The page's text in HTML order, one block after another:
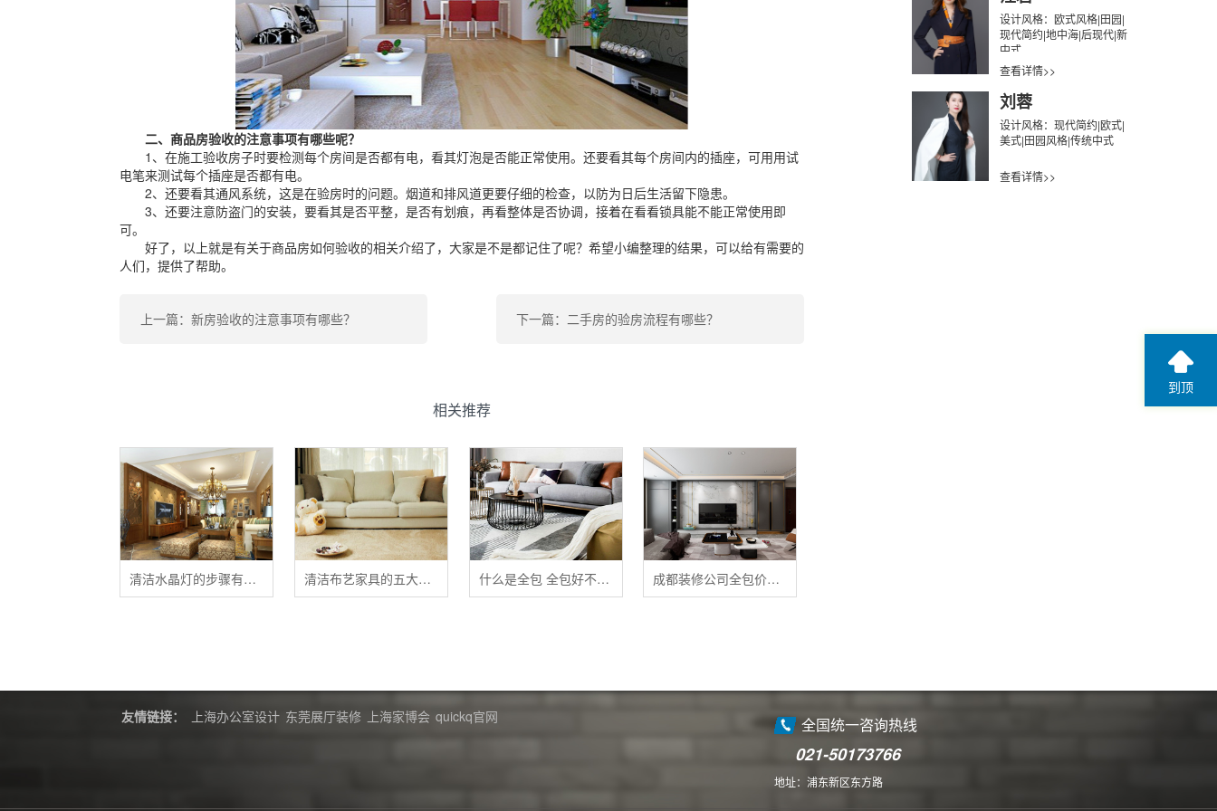
二、商品房验收的注意事项有哪些呢？
1、在施工验收房子时要检测每个房间是否都有电，看其灯泡是否能正常使用。还要看其每个房间内的插座，可用用试
电笔来测试每个插座是否都有电。
2、还要看其通风系统，这是在验房时的问题。烟道和排风道更要仔细的检查，以防为日后生活留下隐患。
3、还要注意防盗门的安装，要看其是否平整，是否有划痕，再看整体是否协调，接着在看看锁具能不能正常使用即
可。
好了，以上就是有关于商品房如何验收的相关介绍了，大家是不是都记住了呢？希望小编整理的结果，可以给有需要的
人们，提供了帮助。
上一篇：新房验收的注意事项有哪些？ 下一篇：二手房的验房流程有哪些？
相关推荐
清洁水晶灯的步骤有哪些？ 清洁布艺家具的五大禁忌 什么是全包 全包好不好 全包装修注意事项有哪些 成都装修公司全包价格 成都全包装修多少钱一平
设计风格：欧式风格|田园|
现代简约|地中海|后现代|新
中式
查看详情>>
刘蓉
设计风格：现代简约|欧式|
美式|田园风格|传统中式
查看详情>>
友情链接： 上海办公室设计 东莞展厅装修 上海家博会 quickq官网 全国统一咨询热线
021-50173766
地址：浦东新区东方路
到顶